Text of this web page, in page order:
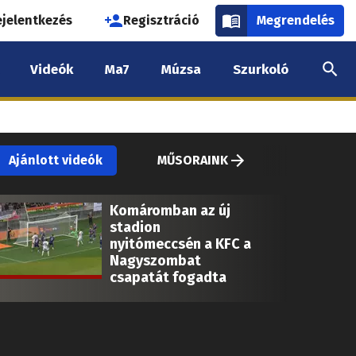
Regisztráció Megrendelés
Videók Ma7 Múzsa Szurkoló
Ajánlott videók MŰSORAINK
Komáromban az új
stadion
nyitómeccsén a KFC a
Nagyszombat
csapatát fogadta